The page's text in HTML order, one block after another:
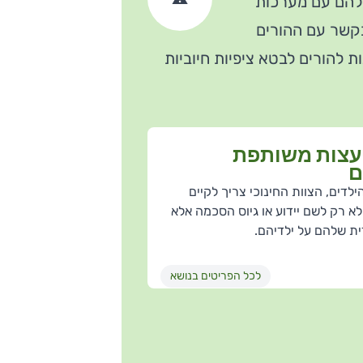
עם ההורים
לבטא ציפיות חיוביות
מוצא עצמו בתווך
משותפת
הצוות החינוכי צריך לקיים
רק לשם יידוע או גיוס הסכמה אלא
שלהם על ילדיהם.
לכל הפריטים בנושא
סגירת החלון
למשל, תכנית לימודים או
ייעודיות או לבית
שלהם וקבלת החלטות
סגירת החלון
בעיסוק
תלמידים מרקע שונה